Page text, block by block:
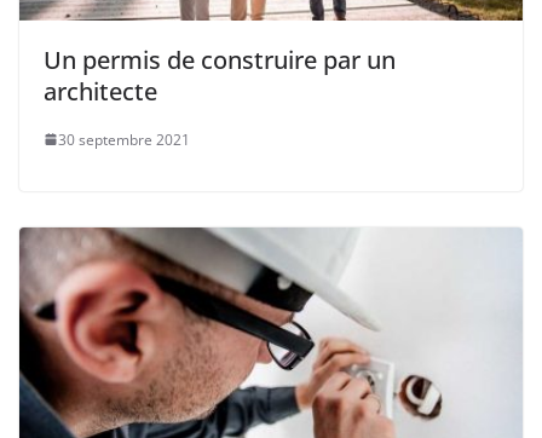
Un permis de construire par un
architecte
30 septembre 2021